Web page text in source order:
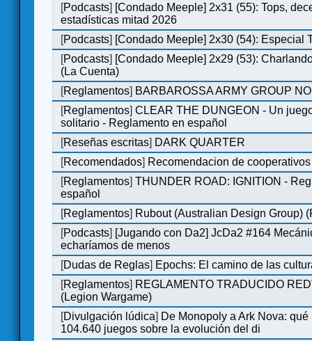
[Podcasts] [Condado Meeple] 2x31 (55): Tops,
estadísticas mitad 2026
[Podcasts] [Condado Meeple] 2x30 (54): Especial
[Podcasts] [Condado Meeple] 2x29 (53):
(La Cuenta)
[Reglamentos] BARBAROSSA ARMY GROUP
[Reglamentos]CLEAR THE DUNGEON - Un
solitario - Reglamento en español
[Reseñas escritas] DARK QUARTER
[Recomendados] Recomendacion de
[Reglamentos]THUNDER ROAD: IGNITION -
español
[Reglamentos] Rubout (Australian Design Group)
[Podcasts] [Jugando con Da2] JcDa2 #164
echaríamos de menos
[Dudas de Reglas] Epochs: El camino de las
[Reglamentos] REGLAMENTO TRADUCIDO
(Legion Wargame)
[Divulgación lúdica] De Monopoly a Ark Nova:
104.640 juegos sobre la evolución del di